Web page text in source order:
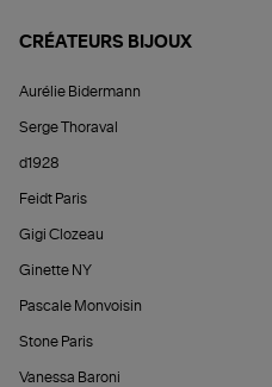
CRÉATEURS BIJOUX
Aurélie Bidermann
Serge Thoraval
d1928
Feidt Paris
Gigi Clozeau
Ginette NY
Pascale Monvoisin
Stone Paris
Vanessa Baroni